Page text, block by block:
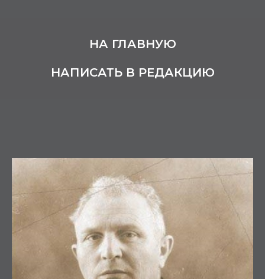
НА ГЛАВНУЮ
НАПИСАТЬ В РЕДАКЦИЮ